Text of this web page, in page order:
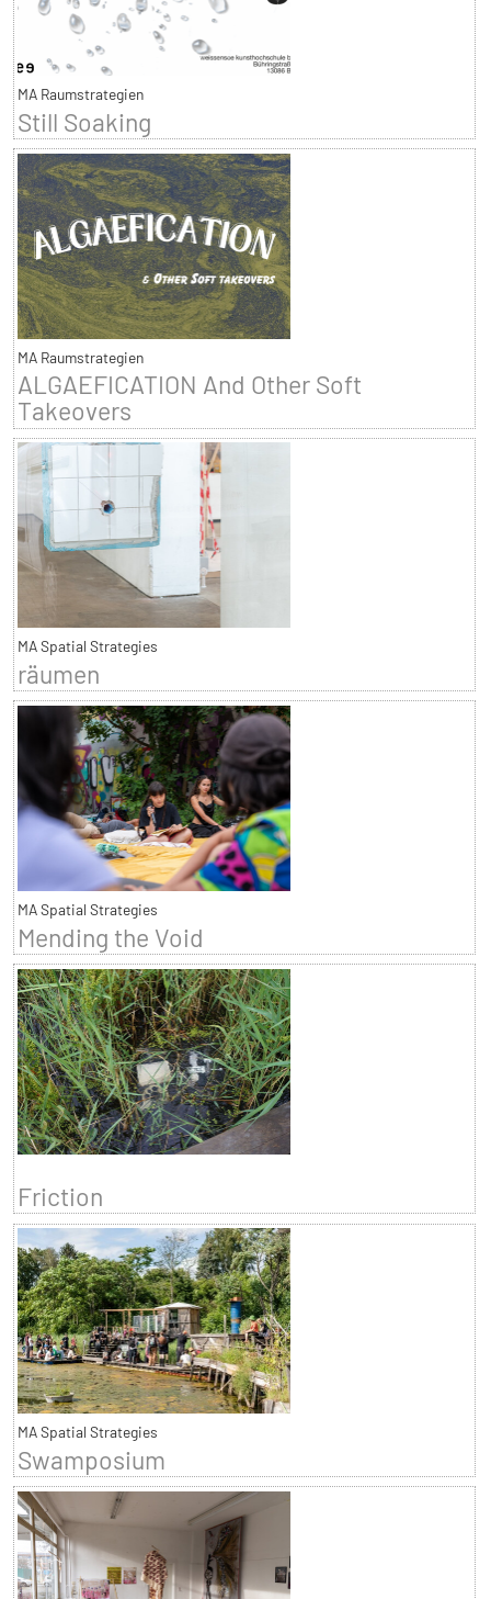
MA Raumstrategien
Still Soaking
MA Raumstrategien
ALGAEFICATION And Other Soft
Takeovers
MA Spatial Strategies
räumen
MA Spatial Strategies
Mending the Void
Friction
MA Spatial Strategies
Swamposium